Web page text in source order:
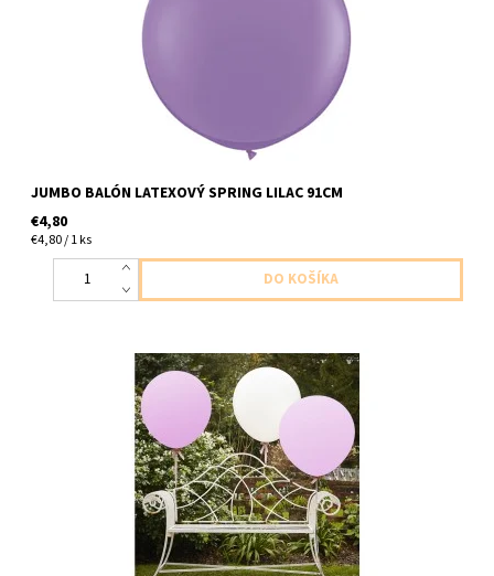
JUMBO BALÓN LATEXOVÝ SPRING LILAC 91CM
€4,80
€4,80 / 1 ks
latexovy jumbo balon 3ks v baleni 2x ružový dodavame
nenafukane 1x slonia kosť velkost cca 90cm dodavame